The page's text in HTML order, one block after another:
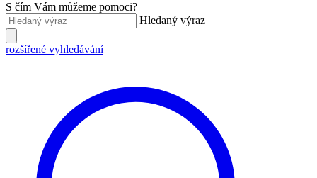
S čím Vám můžeme pomoci?
Hledaný výraz
rozšířené vyhledávání